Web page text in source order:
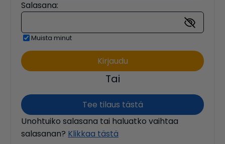
Salasana:
Muista minut
Tai
Tee tilaus tästä
Unohtuiko salasana tai haluatko vaihtaa
salasanan? Klikkaa tästä